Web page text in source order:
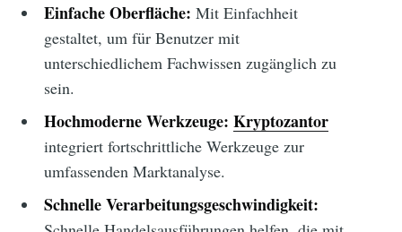
Einfache Oberfläche: Mit Einfachheit
gestaltet, um für Benutzer mit
unterschiedlichem Fachwissen zugänglich zu
sein.
Hochmoderne Werkzeuge: Kryptozantor
integriert fortschrittliche Werkzeuge zur
umfassenden Marktanalyse.
Schnelle Verarbeitungsgeschwindigkeit: